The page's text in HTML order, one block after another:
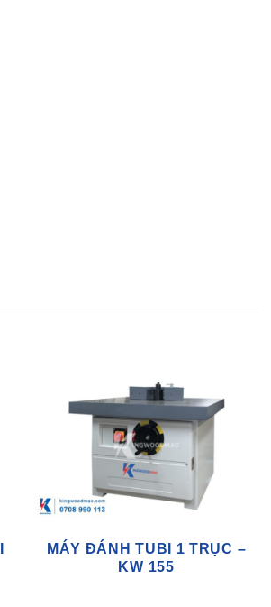
MÁY ĐÁNH TUBI 1 TRỤC –
KW 155